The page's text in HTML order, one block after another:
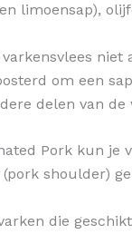
limoensap),
om een
delen van
Pork kun
shoulder)
die